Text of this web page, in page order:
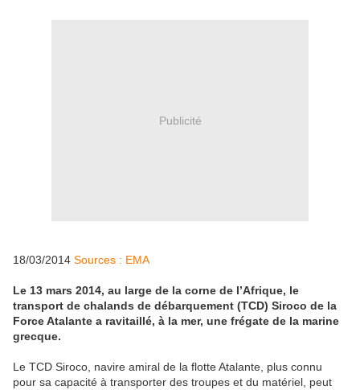
Publicité
18/03/2014 Sources : EMA
Le 13 mars 2014, au large de la corne de l’Afrique, le
transport de chalands de débarquement (TCD) Siroco de la
Force Atalante a ravitaillé, à la mer, une frégate de la marine
grecque.
Le TCD Siroco, navire amiral de la flotte Atalante, plus connu
pour sa capacité à transporter des troupes et du matériel, peut